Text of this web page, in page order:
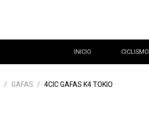
INICIO CICLISMO
/ GAFAS / 4CIC GAFAS K4 TOKIO